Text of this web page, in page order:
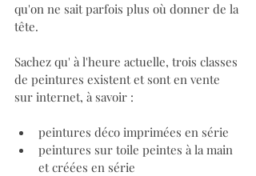
qu'on ne sait parfois plus où donner de la
tête.
Sachez qu' à l'heure actuelle, trois classes
de peintures existent et sont en vente
sur internet, à savoir :
peintures déco imprimées en série
peintures sur toile peintes à la main
et créées en série